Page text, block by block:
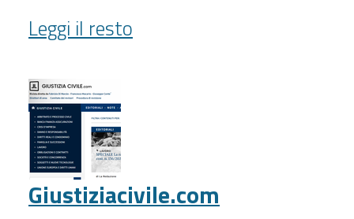
Giurisprudenza
italiana
)
-
Leggi il resto
Giustiziacivile.com